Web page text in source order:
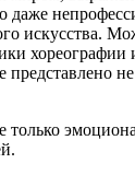
даже
искусства.
представлено
только